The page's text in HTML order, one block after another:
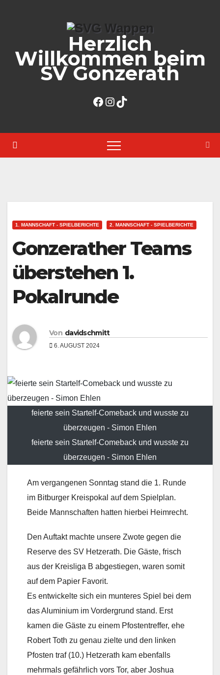
Herzlich
Willkommen beim
SV Gonzerath
Facebook
Instagram
TikTok
1. MANNSCHAFT - SPIELBERICHTE 2. MANNSCHAFT - SPIELBERICHTE
Gonzerather Teams
überstehen 1.
Pokalrunde
Von davidschmitt
6. AUGUST 2024
feierte sein Startelf-Comeback und wusste zu
überzeugen - Simon Ehlen
feierte sein Startelf-Comeback und wusste zu
überzeugen - Simon Ehlen
Am vergangenen Sonntag stand die 1. Runde
im Bitburger Kreispokal auf dem Spielplan.
Beide Mannschaften hatten hierbei Heimrecht.
Den Auftakt machte unsere Zwote gegen die
Reserve des SV Hetzerath. Die Gäste, frisch
aus der Kreisliga B abgestiegen, waren somit
auf dem Papier Favorit.
Es entwickelte sich ein munteres Spiel bei dem
das Aluminium im Vordergrund stand. Erst
kamen die Gäste zu einem Pfostentreffer, ehe
Robert Toth zu genau zielte und den linken
Pfosten traf (10.) Hetzerath kam ebenfalls
mehrmals gefährlich vors Tor, aber Joshua